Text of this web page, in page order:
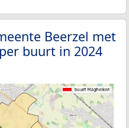
Beerzel met
buurt in 2024